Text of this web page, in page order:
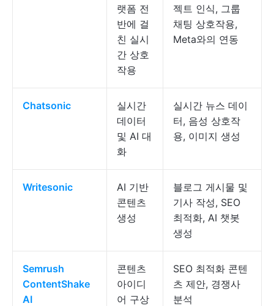
랫폼 전
반에 걸
친 실시
간 상호
작용
젝트 인식, 그룹
채팅 상호작용,
Meta와의 연동
Chatsonic
실시간
데이터
및 AI 대
화
실시간 뉴스 데이
터, 음성 상호작
용, 이미지 생성
Writesonic
AI 기반
콘텐츠
생성
블로그 게시물 및
기사 작성, SEO
최적화, AI 챗봇
생성
Semrush
ContentShake
AI
콘텐츠
아이디
어 구상
SEO 최적화 콘텐
츠 제안, 경쟁사
분석